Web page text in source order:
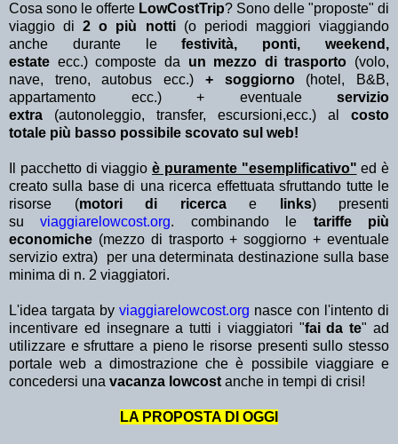
Cosa sono le offerte LowCostTrip? Sono delle "proposte" di
viaggio di2 o più notti (o periodi maggiori viaggiando
anche durante lefestività, ponti, weekend,
estate ecc.) composte da un mezzo di trasporto (volo,
nave, treno, autobus ecc.) + soggiorno(hotel, B&B,
appartamento ecc.) + eventuale servizio
extra (autonoleggio, transfer, escursioni,ecc.) al costo
totale più basso possibile scovato sul web!
Il pacchetto di viaggio è puramente "esemplificativo" ed è
creato sulla base di una ricerca effettuata sfruttando tutte le
risorse (motori di ricerca e links) presenti
suviaggiarelowcost.org. combinando le tariffe più
economiche (mezzo di trasporto + soggiorno + eventuale
servizio extra)
per una determinata destinazione sulla base
minima di n. 2 viaggiatori.
L'idea targata by viaggiarelowcost.org nasce con l'intento di
incentivare ed insegnare a tutti i viaggiatori "fai da te" ad
utilizzare e sfruttare a pieno le risorse presenti sullo stesso
portale web a dimostrazione che è possibile viaggiare e
concedersi una vacanza lowcost anche in tempi di crisi!
LA PROPOSTA DI OGGI